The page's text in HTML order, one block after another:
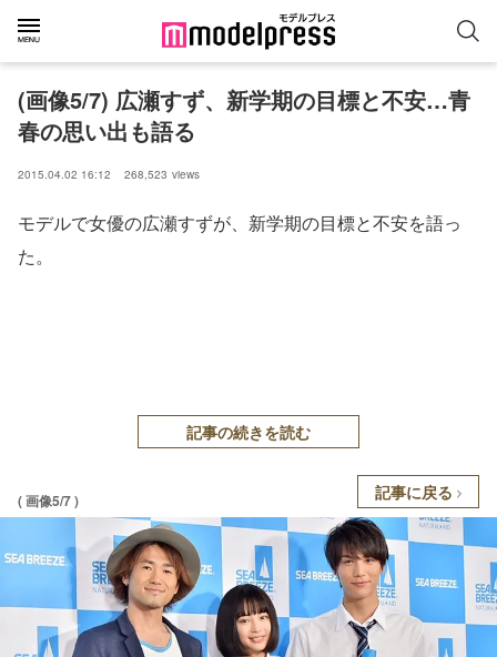
(画像5/7) 広瀬すず、新学期の目標と不安…青
春の思い出も語る
2015.04.02 16:12 268,523 views
モデルで女優の広瀬すずが、新学期の目標と不安を語っ
た。
記事の続きを読む
( 画像5/7 ) 記事に戻る